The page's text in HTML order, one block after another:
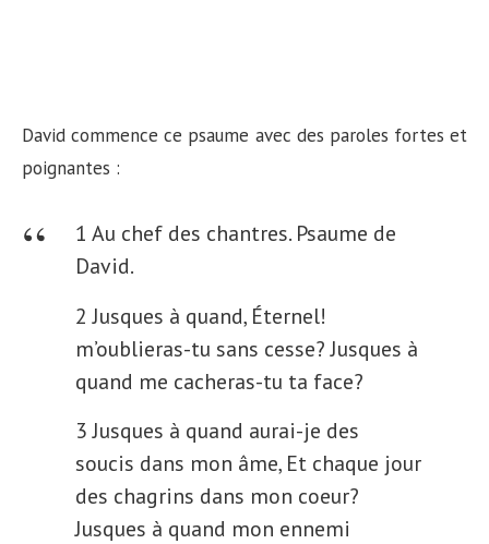
David commence ce psaume avec des paroles fortes et
poignantes :
1 Au chef des chantres. Psaume de
David.
2 Jusques à quand, Éternel!
m’oublieras-tu sans cesse? Jusques à
quand me cacheras-tu ta face?
3 Jusques à quand aurai-je des
soucis dans mon âme, Et chaque jour
des chagrins dans mon coeur?
Jusques à quand mon ennemi